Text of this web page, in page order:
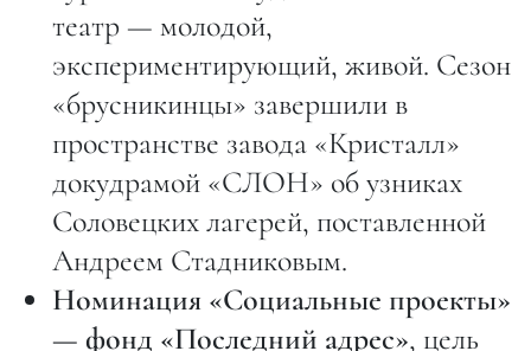
театр — молодой,
экспериментирующий, живой. Сезон
«брусникинцы» завершили в
пространстве завода «Кристалл»
докудрамой «СЛОН» об узниках
Соловецких лагерей, поставленной
Андреем Стадниковым.
Номинация «Социальные проекты»
— фонд «Последний адрес», цель